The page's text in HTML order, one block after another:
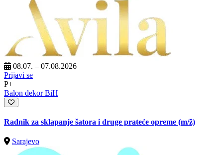
08.07. – 07.08.2026
Prijavi se
P+
Balon dekor BiH
Radnik za sklapanje šatora i druge prateće opreme (m/ž)
Sarajevo